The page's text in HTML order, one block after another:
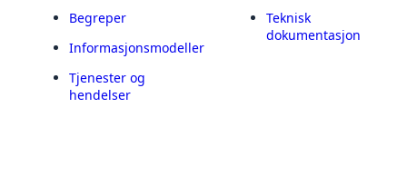
Begreper
Informasjonsmodeller
Tjenester og
hendelser
Teknisk
dokumentasjon